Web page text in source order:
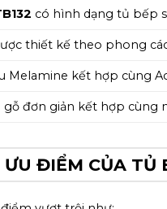
có hình dạng tủ bếp
thiết kế theo phong
Melamine kết hợp cùng
đơn giản kết hợp cùng
ƯU ĐIỂM CỦA TỦ